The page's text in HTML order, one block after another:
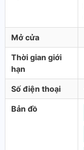
Mở cửa
Thời gian giới
hạn
Số điện thoại
Bản đồ